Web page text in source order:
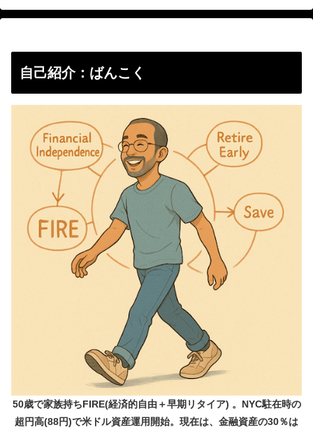
自己紹介：ばんこく
50歳で家族持ちFIRE(経済的自由＋早期リタイア) 。NYC駐在時の
超円高(88円)で米ドル資産運用開始。現在は、金融資産の30％は